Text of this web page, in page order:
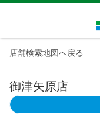
店舗検索地図へ戻る
御津矢原店